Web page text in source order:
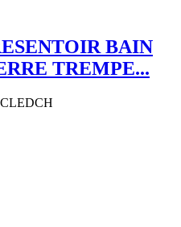
BAIN
TREMPE...